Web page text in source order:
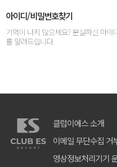
아이디/비밀번호찾기
기억이 나지 않으세요? 분실하신 아이
를 알려드립니다.
클럽이에스 소개
이메일 무단수집 거
영상정보처리기기